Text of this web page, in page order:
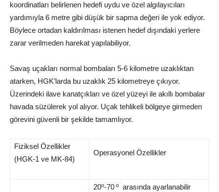
koordinatları belirlenen hedefi uydu ve özel algılayıcıları
yardımıyla 6 metre gibi düşük bir sapma değeri ile yok ediyor.
Böylece ortadan kaldırılması istenen hedef dışındaki yerlere
zarar verilmeden harekat yapılabiliyor.
Savaş uçakları normal bombaları 5-6 kilometre uzaklıktan
atarken, HGK’larda bu uzaklık 25 kilometreye çıkıyor.
Üzerindeki ilave kanatçıkları ve özel yüzeyi ile akıllı bombalar
havada süzülerek yol alıyor. Uçak tehlikeli bölgeye girmeden
görevini güvenli bir şekilde tamamlıyor.
Fiziksel Özellikler
(HGK-1 ve MK-84)
Operasyonel Özellikler
20o-70 o
arasında ayarlanabilir